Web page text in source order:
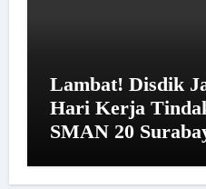
Lambat! Disdik
Hari Kerja
SMAN 20